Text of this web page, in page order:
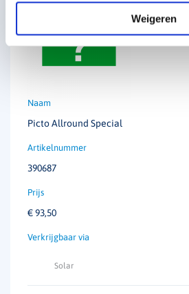
Weigeren
Picto Allround Special
390687
€93,50
Solar